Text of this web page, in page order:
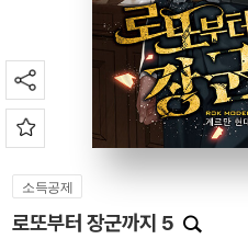
소득공제
로또부터 장군까지 5